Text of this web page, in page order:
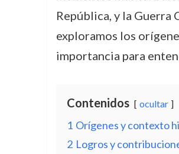
República, y la
exploramos los
importancia para
Contenidos ocultar
1 Orígenes y contexto
2 Logros y